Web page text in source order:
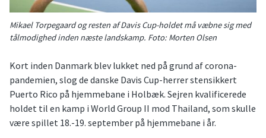
Mikael Torpegaard og resten af Davis Cup-holdet må væbne sig med
tålmodighed inden næste landskamp. Foto: Morten Olsen
Kort inden Danmark blev lukket ned på grund af corona-
pandemien, slog de danske Davis Cup-herrer stensikkert
Puerto Rico på hjemmebane i Holbæk. Sejren kvalificerede
holdet til en kamp i World Group II mod Thailand, som skulle
være spillet 18.-19. september på hjemmebane i år.